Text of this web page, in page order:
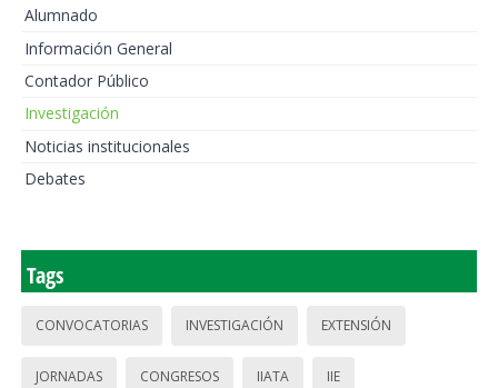
Alumnado
Información General
Contador Público
Investigación
Noticias institucionales
Debates
Tags
CONVOCATORIAS INVESTIGACIÓN EXTENSIÓN
JORNADAS CONGRESOS IIATA IIE